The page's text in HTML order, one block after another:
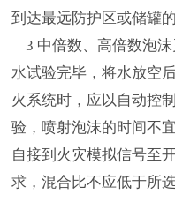
到达最远防护区或储罐
3 中倍数、高倍数泡
水试验完毕，将水放空
火系统时，应以自动控
验，喷射泡沫的时间不
自接到火灾模拟信号至
求，混合比不应低于所